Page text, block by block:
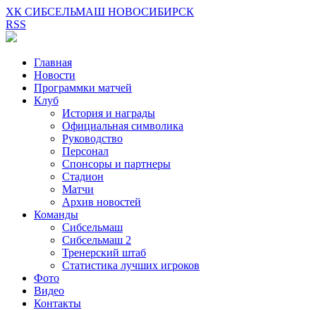
ХК СИБСЕЛЬМАШ НОВОСИБИРСК
RSS
Главная
Новости
Программки матчей
Клуб
История и награды
Официальная символика
Руководство
Персонал
Спонсоры и партнеры
Стадион
Матчи
Архив новостей
Команды
Сибсельмаш
Сибсельмаш 2
Тренерский штаб
Статистика лучших игроков
Фото
Видео
Контакты